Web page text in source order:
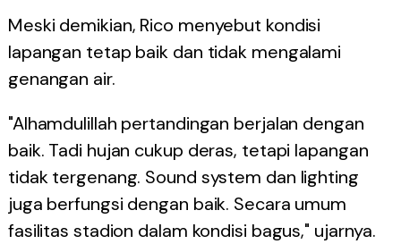
Meski demikian, Rico menyebut kondisi
lapangan tetap baik dan tidak mengalami
genangan air.
"Alhamdulillah pertandingan berjalan dengan
baik. Tadi hujan cukup deras, tetapi lapangan
tidak tergenang. Sound system dan lighting
juga berfungsi dengan baik. Secara umum
fasilitas stadion dalam kondisi bagus," ujarnya.